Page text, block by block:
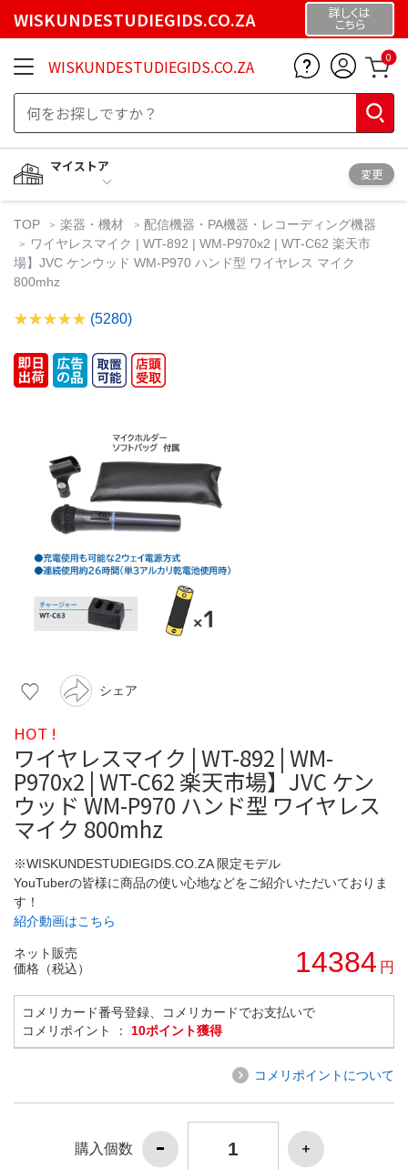
WISKUNDESTUDIEGIDS.CO.ZA 詳しくは
こちら
WISKUNDESTUDIEGIDS.CO.ZA 0
マイストア
変更
TOP 楽器・機材
配信機器・PA機器・レコーディング機器
ワイヤレスマイク | WT-892 | WM-P970x2 | WT-C62 楽天市
場】JVC ケンウッド WM-P970 ハンド型 ワイヤレス マイク
800mhz
(5280)
シェア
HOT !
ワイヤレスマイク | WT-892 | WM-
P970x2 | WT-C62 楽天市場】JVC ケン
ウッド WM-P970 ハンド型 ワイヤレス
マイク 800mhz
※WISKUNDESTUDIEGIDS.CO.ZA 限定モデル
YouTuberの皆様に商品の使い心地などをご紹介いただいておりま
す！
紹介動画はこちら
ネット販売
価格（税込）
14384 円
コメリカード番号登録、コメリカードでお支払いで
コメリポイント ： 10ポイント獲得
コメリポイントについて
購入個数